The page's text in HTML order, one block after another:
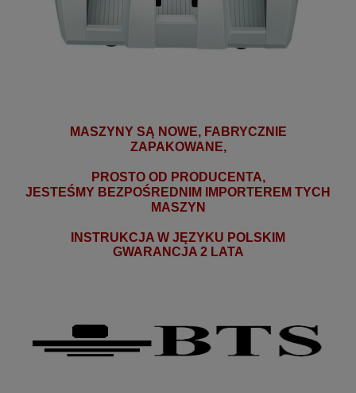
MASZYNY SĄ NOWE, FABRYCZNIE
ZAPAKOWANE,
PROSTO OD PRODUCENTA,
JESTEŚMY BEZPOŚREDNIM IMPORTEREM TYCH
MASZYN
INSTRUKCJA W JĘZYKU POLSKIM
GWARANCJA 2 LATA